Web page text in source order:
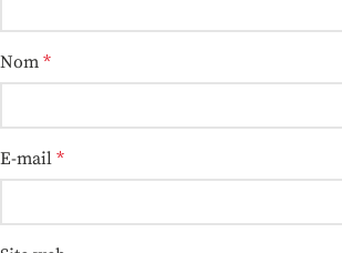
Nom *
E-mail *